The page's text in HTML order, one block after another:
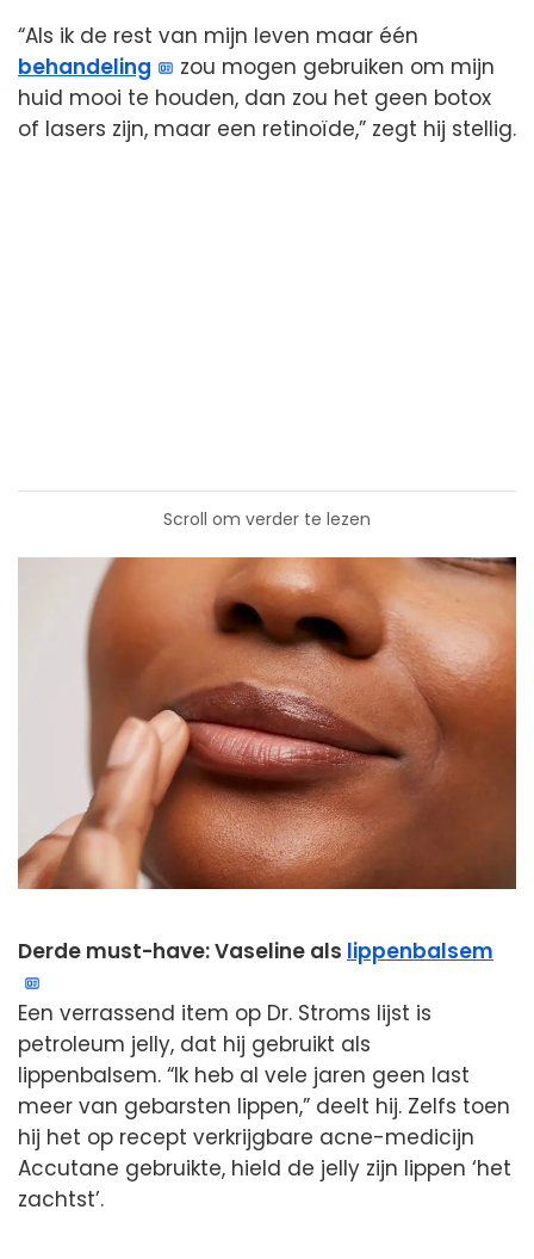
“Als ik de rest van mijn leven maar één
behandeling
zou mogen gebruiken om mijn
huid mooi te houden, dan zou het geen botox
of lasers zijn, maar een retinoïde,” zegt hij stellig.
Scroll om verder te lezen
Derde must-have: Vaseline als lippenbalsem
Een verrassend item op Dr. Stroms lijst is
petroleum jelly, dat hij gebruikt als
lippenbalsem. “Ik heb al vele jaren geen last
meer van gebarsten lippen,” deelt hij. Zelfs toen
hij het op recept verkrijgbare acne-medicijn
Accutane gebruikte, hield de jelly zijn lippen ‘het
zachtst’.